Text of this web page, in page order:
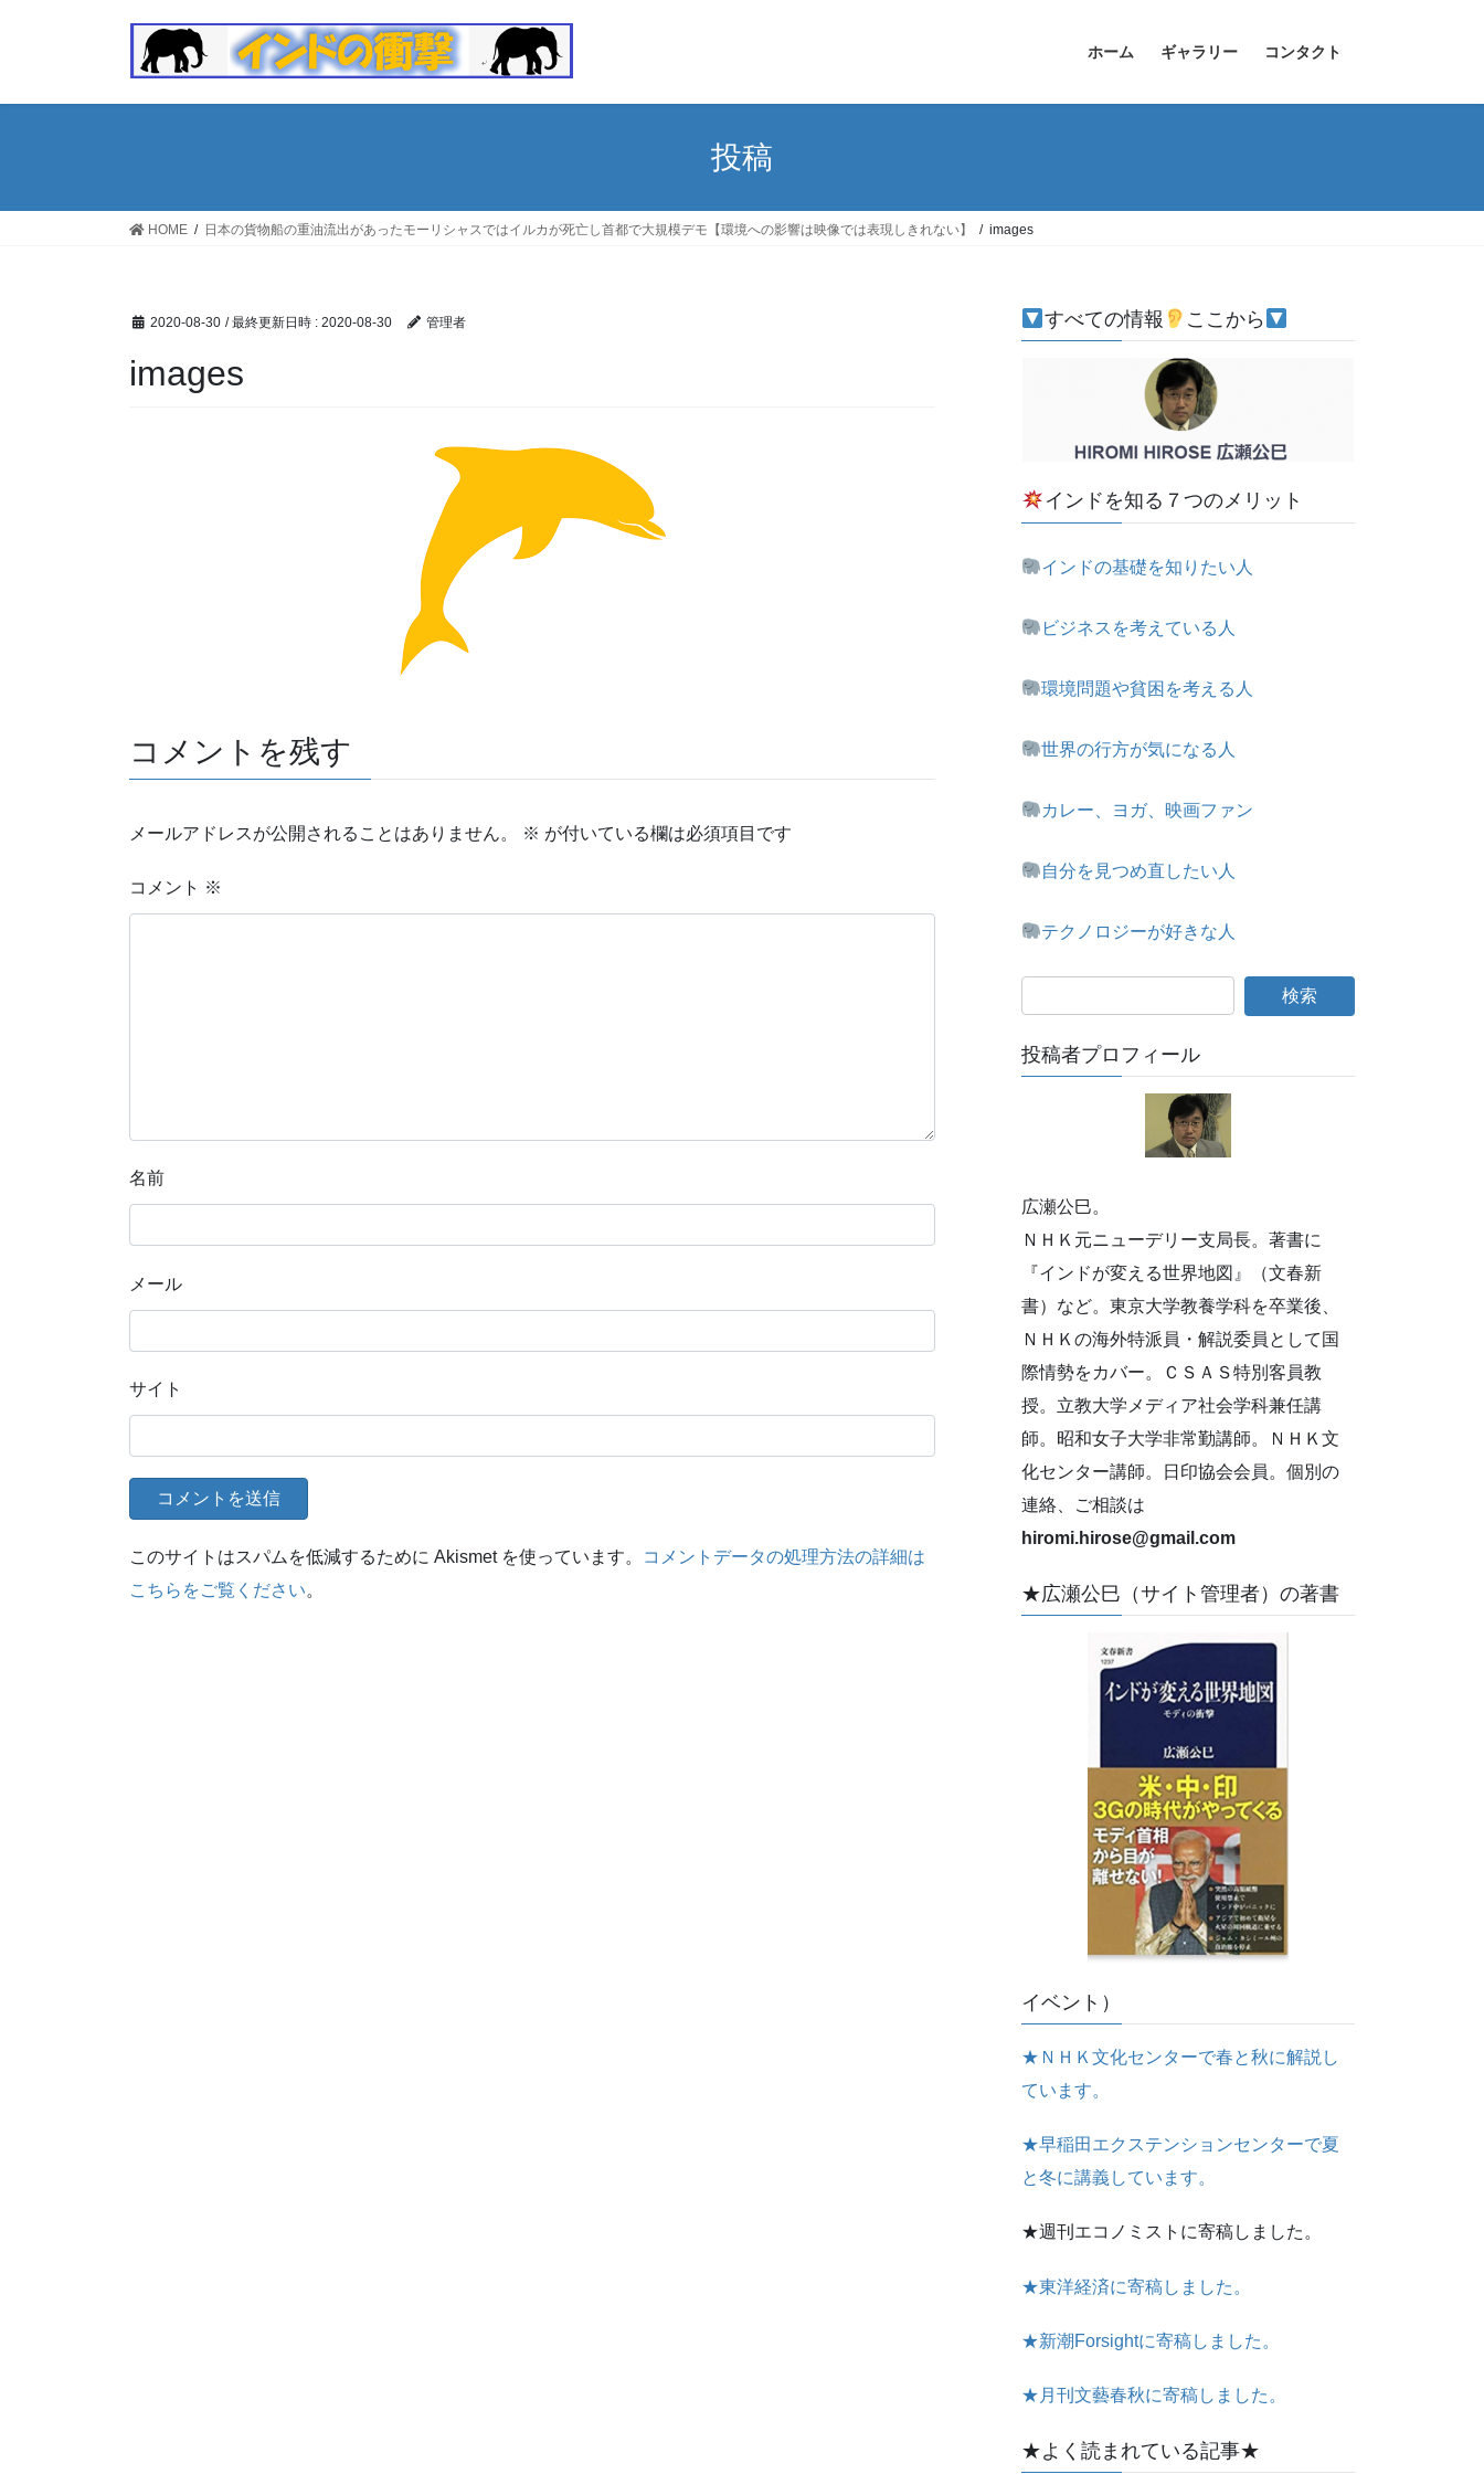
ホーム ギャラリー コンタクト
投稿
HOME 日本の貨物船の重油流出があったモーリシャスではイルカが死亡し首都で大規模デモ【環境への影響は映像では表現しきれない】 images
2020-08-30 / 最終更新日時 : 2020-08-30 管理者
images
コメントを残す
メールアドレスが公開されることはありません。 ※ が付いている欄は必須項目です
コメント ※
名前
メール
サイト
このサイトはスパムを低減するために Akismet を使っています。
コメントデータの処理方法の詳細は
こちらをご覧ください。
すべての情報 ここから
インドを知る７つのメリット
インドの基礎を知りたい人
ビジネスを考えている人
環境問題や貧困を考える人
世界の行方が気になる人
カレー、ヨガ、映画ファン
自分を見つめ直したい人
テクノロジーが好きな人
投稿者プロフィール
広瀬公巳。
ＮＨＫ元ニューデリー支局長。著書に
『インドが変える世界地図』（文春新
書）など。東京大学教養学科を卒業後、
ＮＨＫの海外特派員・解説委員として国
際情勢をカバー。ＣＳＡＳ特別客員教
授。立教大学メディア社会学科兼任講
師。昭和女子大学非常勤講師。ＮＨＫ文
化センター講師。日印協会会員。個別の
連絡、ご相談は
hiromi.hirose@gmail.com
★広瀬公巳（サイト管理者）の著書
イベント）
★ＮＨＫ文化センターで春と秋に解説し
ています。
★早稲田エクステンションセンターで夏
と冬に講義しています。
★週刊エコノミストに寄稿しました。
★東洋経済に寄稿しました。
★新潮Forsightに寄稿しました。
★月刊文藝春秋に寄稿しました。
★よく読まれている記事★